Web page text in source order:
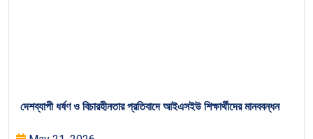
দেশব্যাপী ধর্ষণ ও বিচারহীনতার প্রতিবাদে আইএসইউ শিক্ষার্থীদের মানববন্ধন